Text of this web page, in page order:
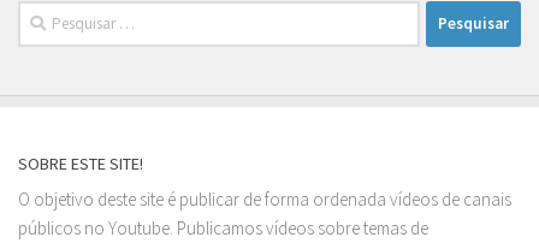
Pesquisar
por:
SOBRE ESTE SITE!
O objetivo deste site é publicar de forma ordenada vídeos de canais
públicos no Youtube. Publicamos vídeos sobre temas de